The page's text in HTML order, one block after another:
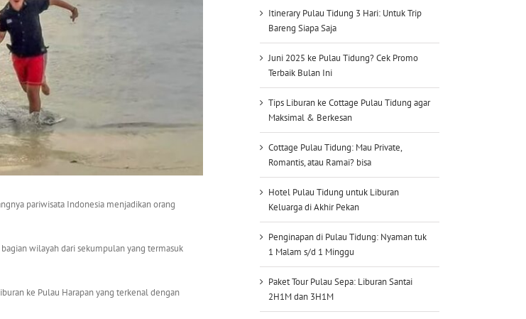
pariwisata Indonesia menjadikan orang
wilayah dari sekumpulan yang termasuk
ke Pulau Harapan yang terkenal dengan
Itinerary Pulau Tidung 3 Hari: Untuk Trip
Bareng Siapa Saja
Juni 2025 ke Pulau Tidung? Cek Promo
Terbaik Bulan Ini
Tips Liburan ke Cottage Pulau Tidung agar
Maksimal & Berkesan
Cottage Pulau Tidung: Mau Private,
Romantis, atau Ramai? bisa
Hotel Pulau Tidung untuk Liburan
Keluarga di Akhir Pekan
Penginapan di Pulau Tidung: Nyaman tuk
1 Malam s/d 1 Minggu
Paket Tour Pulau Sepa: Liburan Santai
2H1M dan 3H1M